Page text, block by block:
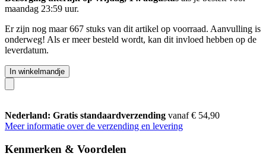
maandag 23:59 uur.
Er zijn nog maar 667 stuks van dit artikel op voorraad. Aanvulling is
onderweg! Als er meer besteld wordt, kan dit invloed hebben op de
leverdatum.
In winkelmandje
Nederland: Gratis standaardverzending vanaf € 54,90
Meer informatie over de verzending en levering
Kenmerken & Voordelen